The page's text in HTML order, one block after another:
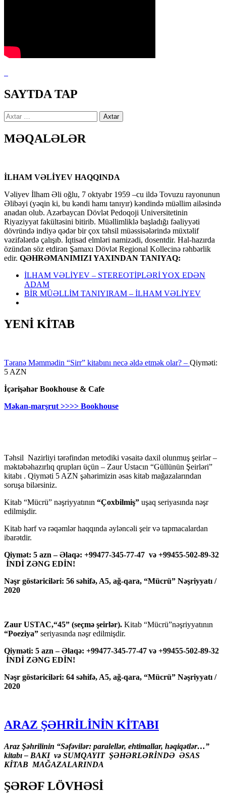
SAYTDA TAP
Axtarış:
MƏQALƏLƏR
İLHAM VƏLİYEV HAQQINDA
Vəliyev İlham Əli oğlu, 7 oktyabr 1959 –cu ildə Tovuzu rayonunun
Əlibəyi (yəqin ki, bu kəndi hamı tanıyır) kəndində müəllim ailəsində
anadan olub. Azərbaycan Dövlət Pedoqoji Universitetinin
Riyaziyyat fakültəsini bitirib. Müəllimliklə başladığı fəaliyyəti
dövründə indiyə qədər bir çox təhsil müəssisələrində müxtəlif
vəzifələrdə çalışıb. İqtisad elmləri namizədi, dosentdir. Hal-hazırda
özündən söz etdirən Şamaxı Dövlət Regional Kollecinə rəhbərlik
edir. QƏHRƏMANIMIZI YAXINDAN TANIYAQ:
İLHAM VƏLİYEV – STEREOTİPLƏRİ YOX EDƏN
ADAM
BİR MÜƏLLİM TANIYIRAM – İLHAM VƏLİYEV
YENİ KİTAB
Təranə Məmmədin “Sirr” kitabını necə əldə etmək olar? – Qiyməti:
5 AZN
İçərişəhər Bookhouse & Cafe
Məkan-marşrut >>>> Bookhouse
Təhsil Nazirliyi tərəfindən metodiki vəsaitə daxil olunmuş şeirlər –
məktəbəhazırlıq qrupları üçün – Zaur Ustacın “Güllünün Şeirləri”
kitabı . Qiyməti 5 AZN şəhərimizin əsas kitab mağazalarından
soruşa bilərsiniz.
Kitab “Mücrü” nəşriyyatının “Çoxbilmiş” uşaq seriyasında nəşr
edilmişdir.
Kitab hərf və rəqəmlər haqqında əyləncəli şeir və tapmacalardan
ibarətdir.
Qiymət: 5 azn – Əlaqə: +99477-345-77-47 və +99455-502-89-32
İNDİ ZƏNG EDİN!
Nəşr göstəriciləri: 56 səhifə, A5, ağ-qara, “Mücrü” Nəşriyyatı /
2020
Zaur USTAC,“45” (seçmə şeirlər). Kitab “Mücrü”nəşriyyatının
“Poeziya” seriyasında nəşr edilmişdir.
Qiyməti: 5 azn – Əlaqə: +99477-345-77-47 və +99455-502-89-32
İNDİ ZƏNG EDİN!
Nəşr göstəriciləri: 64 səhifə, A5, ağ-qara, “Mücrü” Nəşriyyatı /
2020
ARAZ ŞƏHRİLİNİN KİTABI
Araz Şəhrilinin “Səfəvilər: paralellər, ehtimallar, həqiqətlər…”
kitabı – BAKI və SUMQAYIT ŞƏHƏRLƏRİNDƏ ƏSAS
KİTAB MAĞAZALARINDA
ŞƏRƏF LÖVHƏSİ